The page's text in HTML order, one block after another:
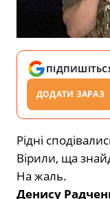
ДОДАТИ ЗАРАЗ
Рідні
Вірили, ща
На жаль.
Денису